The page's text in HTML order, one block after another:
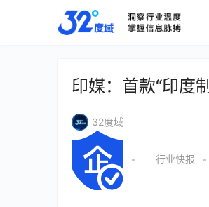
印媒：首款“印度
32度域
• 行业快报 •